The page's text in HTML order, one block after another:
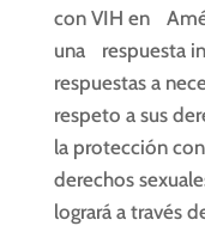
con VIH en
una respuesta
respuestas a
respeto a sus
la protección
derechos
logrará a través